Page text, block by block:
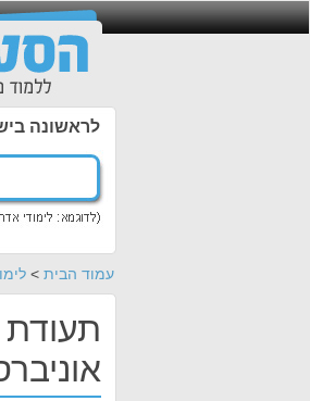
לראשונה
עמוד הבית >
תעודת